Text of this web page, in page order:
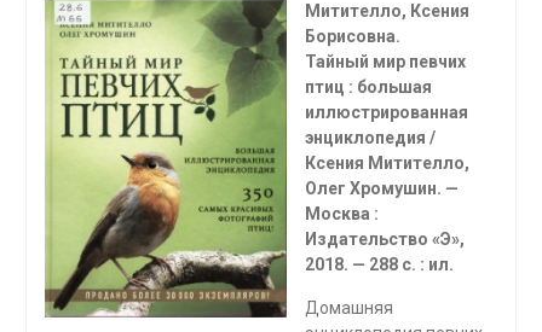
Митителло, Ксения
Борисовна.
Тайный мир певчих
птиц : большая
иллюстрированная
энциклопедия /
Ксения Митителло,
Олег Хромушин. —
Москва :
Издательство «Э»,
2018. — 288 с. : ил.
Домашняя